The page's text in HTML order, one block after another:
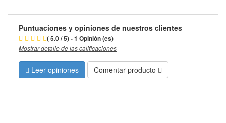
Puntuaciones y opiniones de nuestros clientes
( 5.0 / 5) - 1 Opinión (es)
Mostrar detalle de las calificaciones
Leer opiniones Comentar producto